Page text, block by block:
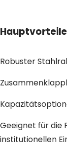
Hauptvorteile
Robuster
Geeignet für die
institutionellen